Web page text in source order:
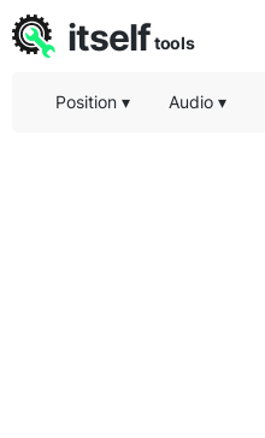
itselftools
Position ▾ Audio ▾